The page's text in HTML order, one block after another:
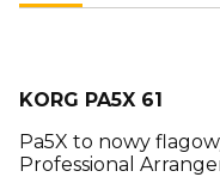
KORG PA5X 61
Pa5X to nowy
Professional